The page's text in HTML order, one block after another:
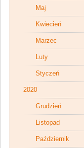
Maj
Kwiecień
Marzec
Luty
Styczeń
2020
Grudzień
Listopad
Październik